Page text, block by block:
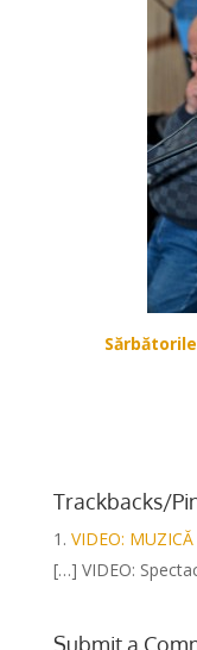
Trackbacks/
VIDEO:
[…] VIDEO:
Submit a